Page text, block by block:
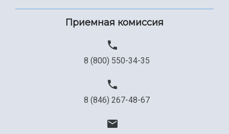
Приемная комиссия
8 (800) 550-34-35
8 (846) 267-48-67